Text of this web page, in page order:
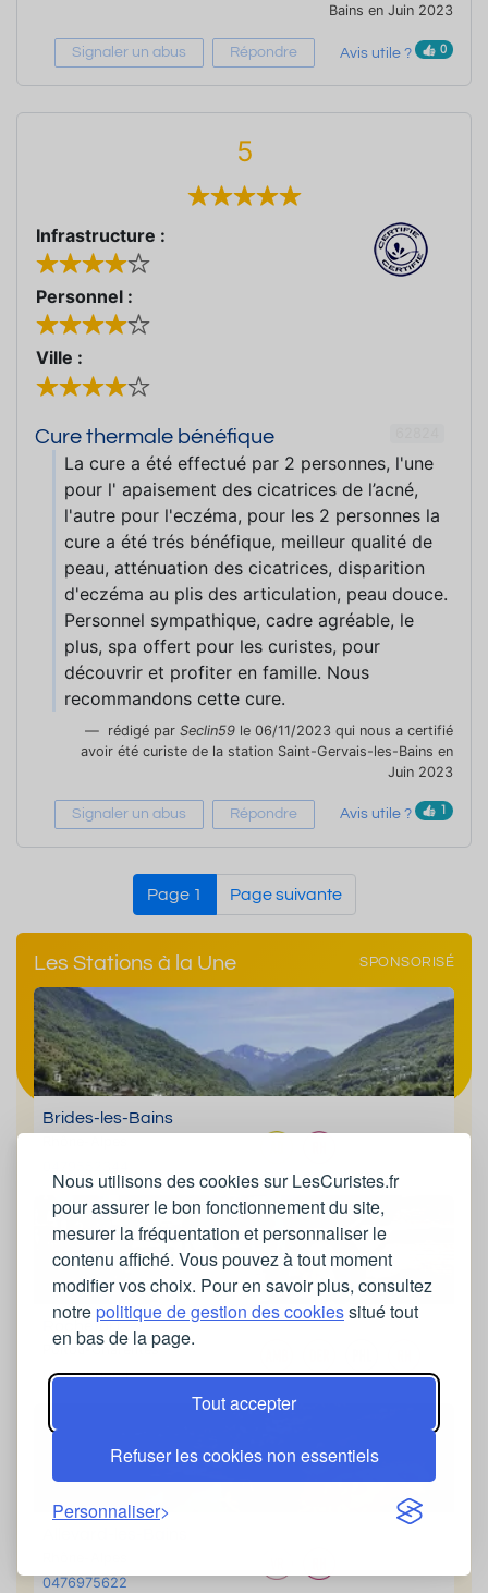
Nous utilisons des cookies sur LesCuristes.fr
pour assurer le bon fonctionnement du site,
mesurer la fréquentation et personnaliser le
contenu affiché. Vous pouvez à tout moment
modifier vos choix. Pour en savoir plus, consultez
notrepolitique de gestion des cookiessitué tout
en bas de la page.
Tout accepter
Refuser les cookies non essentiels
Personnaliser
Bains en Juin 2023
Signaler un abus Répondre Avis utile ? 0
5
Infrastructure :
Personnel :
Ville :
Cure thermale bénéfique
La cure a été effectué par 2 personnes, l'une
pour l' apaisement des cicatrices de l’acné,
l'autre pour l'eczéma, pour les 2 personnes la
cure a été trés bénéfique, meilleur qualité de
peau, atténuation des cicatrices, disparition
d'eczéma au plis des articulation, peau douce.
Personnel sympathique, cadre agréable, le
plus, spa offert pour les curistes, pour
découvrir et profiter en famille. Nous
recommandons cette cure.
rédigé par Seclin59 le 06/11/2023 qui nous a certifié
avoir été curiste de la station Saint-Gervais-les-Bains en
Juin 2023
Signaler un abus Répondre Avis utile ? 1
Page 1 Page suivante
Les Stations à la Une SPONSORISÉ
Brides-les-Bains
Rochefort
Poitou-Charentes
0546990864
0476975622